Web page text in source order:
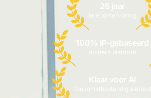
25 jaar
telecomervaring
100% IP-gebaseerd
modern platform
Klaar voor AI
toekomstbestendig aanbod